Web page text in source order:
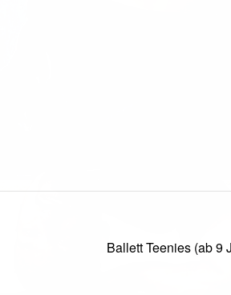
Ballett Teenies (ab 9